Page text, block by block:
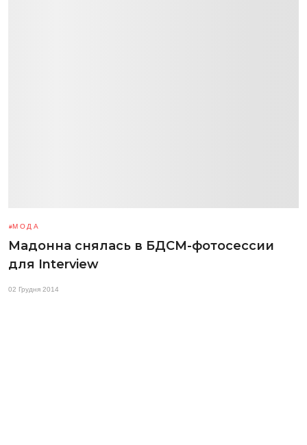
МОДА
Мадонна снялась в БДСМ-фотосессии
для Interview
02 Грудня 2014